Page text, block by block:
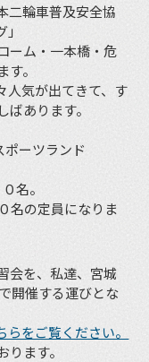
二輪車普及安全協
ーム・一本橋・危
。
人気が出てきて、す
あります。
ーツランド
名。
名の定員になりま
会を、私達、宮城
開催する運びとな
らをご覧ください。
ます。